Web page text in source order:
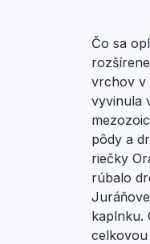
Čo sa
vrchov v
vyvinula
pôdy a
riečky
rúbalo
kaplnku.